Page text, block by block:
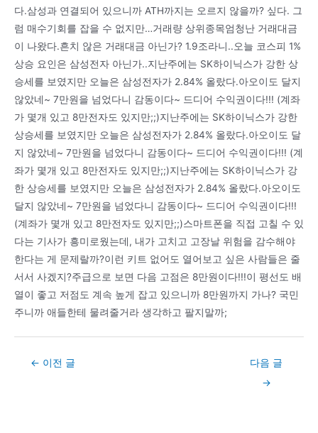
다.삼성과 연결되어 있으니까 ATH까지는 오르지 않을까? 싶다. 그
럼 매수기회를 잡을 수 없지만…거래량 상위종목엄청난 거래대금
이 나왔다.흔치 않은 거래대금 아닌가? 1.9조라니..오늘 코스피 1%
상승 요인은 삼성전자 아닌가..지난주에는 SK하이닉스가 강한 상
승세를 보였지만 오늘은 삼성전자가 2.84% 올랐다.아오이도 달지
않았네~ 7만원을 넘었다니 감동이다~ 드디어 수익권이다!!! (계좌
가 몇개 있고 8만전자도 있지만;;)지난주에는 SK하이닉스가 강한
상승세를 보였지만 오늘은 삼성전자가 2.84% 올랐다.아오이도 달
지 않았네~ 7만원을 넘었다니 감동이다~ 드디어 수익권이다!!! (계
좌가 몇개 있고 8만전자도 있지만;;)지난주에는 SK하이닉스가 강
한 상승세를 보였지만 오늘은 삼성전자가 2.84% 올랐다.아오이도
달지 않았네~ 7만원을 넘었다니 감동이다~ 드디어 수익권이다!!!
(계좌가 몇개 있고 8만전자도 있지만;;)스마트폰을 직접 고칠 수 있
다는 기사가 흥미로웠는데, 내가 고치고 고장날 위험을 감수해야
한다는 게 문제랄까?이런 키트 없어도 열어보고 싶은 사람들은 줄
서서 사겠지?주급으로 보면 다음 고점은 8만원이다!!!이 평선도 배
열이 좋고 저점도 계속 높게 잡고 있으니까 8만원까지 가나? 국민
주니까 애들한테 물려줄거라 생각하고 팔지말까;
Post← 이전 글
다음 글
→